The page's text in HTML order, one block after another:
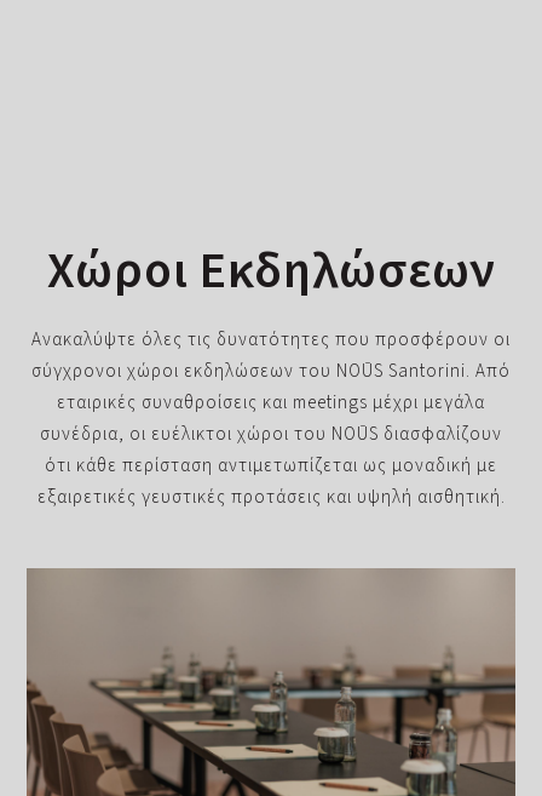
Χώροι Εκδηλώσεων
Ανακαλύψτε όλες τις δυνατότητες που προσφέρουν οι
σύγχρονοι χώροι εκδηλώσεων του NOŪS Santorini. Από
εταιρικές συναθροίσεις και meetings μέχρι μεγάλα
συνέδρια, οι ευέλικτοι χώροι του NOŪS διασφαλίζουν
ότι κάθε περίσταση αντιμετωπίζεται ως μοναδική με
εξαιρετικές γευστικές προτάσεις και υψηλή αισθητική.